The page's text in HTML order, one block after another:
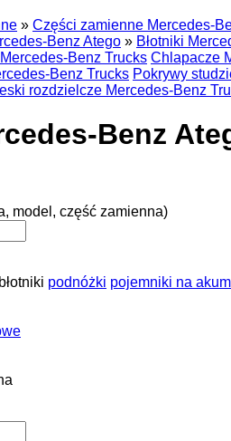
» Części zamienne Mercedes-
Benz Atego » Błotniki
Benz Trucks Chlapacze
Benz Trucks Pokrywy
rozdzielcze Mercedes-Benz
Benz
model, część zamienna)
błotniki podnóżki pojemniki na